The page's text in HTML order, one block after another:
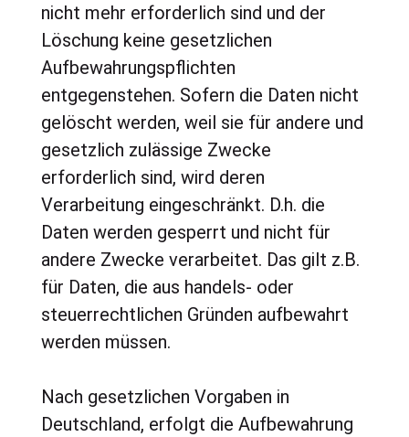
nicht mehr erforderlich sind und der
Löschung keine gesetzlichen
Aufbewahrungspflichten
entgegenstehen. Sofern die Daten nicht
gelöscht werden, weil sie für andere und
gesetzlich zulässige Zwecke
erforderlich sind, wird deren
Verarbeitung eingeschränkt. D.h. die
Daten werden gesperrt und nicht für
andere Zwecke verarbeitet. Das gilt z.B.
für Daten, die aus handels- oder
steuerrechtlichen Gründen aufbewahrt
werden müssen.
Nach gesetzlichen Vorgaben in
Deutschland, erfolgt die Aufbewahrung